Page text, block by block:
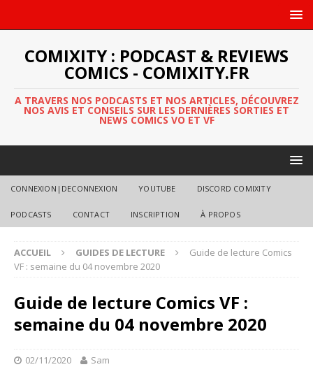
COMIXITY : PODCAST & REVIEWS
COMICS - COMIXITY.FR
A TRAVERS NOS PODCASTS ET NOS ARTICLES, DÉCOUVREZ
NOS AVIS ET CONSEILS SUR LES DERNIÈRES SORTIES ET
NEWS COMICS VO ET VF
CONNEXION|DECONNEXION YOUTUBE DISCORD COMIXITY
PODCASTS CONTACT INSCRIPTION À PROPOS
ACCUEIL GUIDES DE LECTURE
Guide de lecture Comics
VF : semaine du 04 novembre 2020
Guide de lecture Comics VF :
semaine du 04 novembre 2020
02/11/2020 Sam